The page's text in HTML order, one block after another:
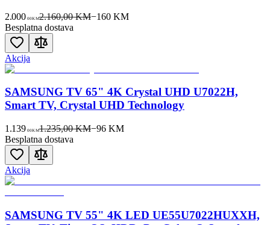
2.000 00KM2.160,00 KM−160KM
Besplatna dostava
Akcija
SAMSUNG TV 65" 4K Crystal UHD U7022H,
Smart TV, Crystal UHD Technology
1.139 00KM1.235,00 KM−96KM
Besplatna dostava
Akcija
SAMSUNG TV 55" 4K LED UE55U7022HUXXH,